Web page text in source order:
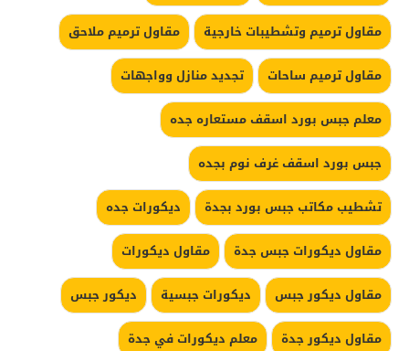
مقاول ترميم وتشطيبات خارجية
مقاول ترميم ملاحق
مقاول ترميم ساحات
تجديد منازل وواجهات
معلم جبس بورد اسقف مستعاره جده
جبس بورد اسقف غرف نوم بجده
تشطيب مكاتب جبس بورد بجدة
ديكورات جده
مقاول ديكورات جبس جدة
مقاول ديكورات
مقاول ديكور جبس
ديكورات جبسية
ديكور جبس
مقاول ديكور جدة
معلم ديكورات في جدة